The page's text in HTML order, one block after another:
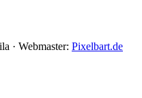
· Webmaster: Pixelbart.de